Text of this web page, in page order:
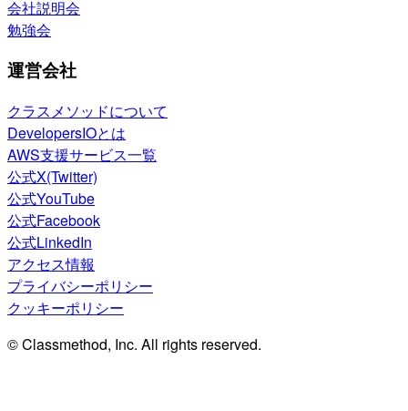
会社説明会
勉強会
運営会社
クラスメソッドについて
DevelopersIOとは
AWS支援サービス一覧
公式X(Twitter)
公式YouTube
公式Facebook
公式LinkedIn
アクセス情報
プライバシーポリシー
クッキーポリシー
© Classmethod, Inc. All rights reserved.